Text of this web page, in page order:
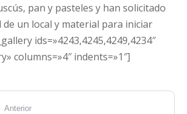
pan y pasteles y han solicitado
un local y material para iniciar
ids=»4243,4245,4249,4234″
columns=»4″ indents=»1″]
Anterior